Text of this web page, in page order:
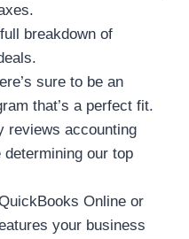
breakdown of
sure to be an
that’s a perfect fit.
reviews accounting
our top
Online or
your business